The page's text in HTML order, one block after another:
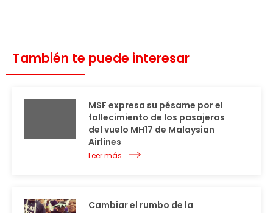
También te puede interesar
MSF expresa su pésame por el
fallecimiento de los pasajeros
del vuelo MH17 de Malaysian
Airlines
Leer más
Cambiar el rumbo de la